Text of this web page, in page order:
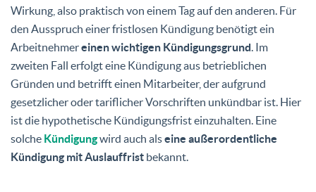
Wirkung, also praktisch von einem Tag auf den anderen. Für
den Ausspruch einer fristlosen Kündigung benötigt ein
Arbeitnehmereinen wichtigen Kündigungsgrund. Im
zweiten Fall erfolgt eine Kündigung aus betrieblichen
Gründen und betrifft einen Mitarbeiter, der aufgrund
gesetzlicher oder tariflicher Vorschriften unkündbar ist. Hier
ist die hypothetische Kündigungsfrist einzuhalten. Eine
solche Kündigungwird auch alseine außerordentliche
Kündigung mit Auslauffrist bekannt.